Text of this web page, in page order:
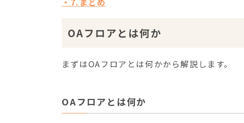
OAフロアとは何か
まずはOAフロアとは何かから解説します。
OAフロアとは何か